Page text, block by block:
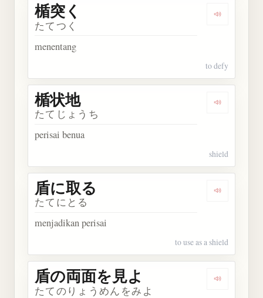
Dengarkan
楯突く
たてつく
menentang
to defy
Dengarkan
楯状地
たてじょうち
perisai benua
shield
Dengarkan
盾に取る
たてにとる
menjadikan perisai
to use as a shield
Dengarkan
盾の両面を見よ
たてのりょうめんをみよ